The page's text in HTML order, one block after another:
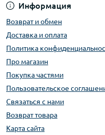
Информация
Возврат и обмен
Доставка и оплата
Политика
Про магазин
Покупка частями
Пользовательское
Связаться с нами
Возврат товара
Карта сайта